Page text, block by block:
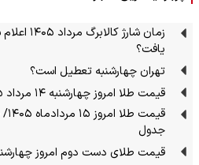
زمان
یافت؟
تهران چهارشنبه تعطیل است؟
قیمت طلا امروز چهارشنبه ۱۴ مرداد ۱۴۰۵ / طلای ۱۸ عیار امروز چند؟
جدول
قیمت طلای دست دوم امروز چهارشنبه ۱۴ مرداد